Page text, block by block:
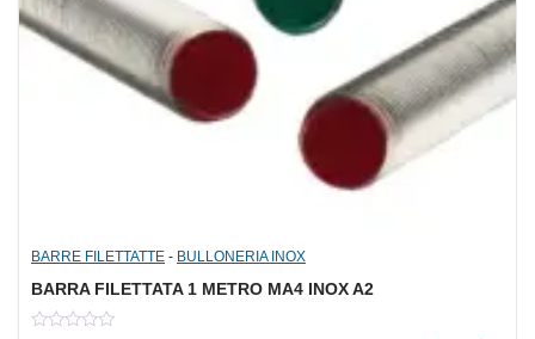
BARRE FILETTATTE - BULLONERIA INOX
BARRA FILETTATA 1 METRO MA4 INOX A2